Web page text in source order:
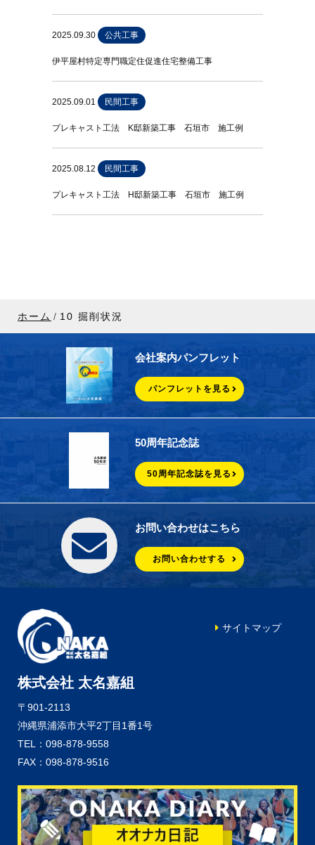
2025.09.30 公共工事
伊平屋村特定専門職定住促進住宅整備工事
2025.09.01 民間工事
プレキャスト工法 K邸新築工事 石垣市 施工例
2025.08.12 民間工事
プレキャスト工法 H邸新築工事 石垣市 施工例
ホーム 10 掘削状況
会社案内パンフレット
パンフレットを見る
50周年記念誌
50周年記念誌を見る
お問い合わせはこちら
お問い合わせする
株式会社 太名嘉組
〒901-2113
沖縄県浦添市大平2丁目1番1号
TEL：098-878-9558
FAX：098-878-9516
サイトマップ